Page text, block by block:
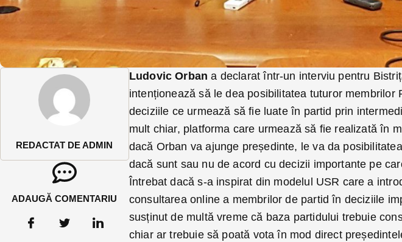
REDACTAT DE ADMIN
ADAUGĂ COMENTARIU
Ludovic Orban a declarat într-un interviu pentru
intenționează să le dea posibilitatea tuturor membrilor
deciziile ce urmează să fie luate în partid prin
mult chiar, platforma care urmează să fie realizată în
dacă Orban va ajunge președinte, le va da
dacă sunt sau nu de acord cu decizii importante pe
Întrebat dacă s-a inspirat din modelul USR care a
consultarea online a membrilor de partid în deciziile
susținut de multă vreme că baza partidului trebuie
chiar ar trebuie să poată vota în mod direct